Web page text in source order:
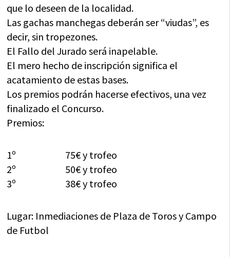
que lo deseen de la localidad.
Las gachas manchegas deberán ser “viudas”, es
decir, sin tropezones.
El Fallo del Jurado será inapelable.
El mero hecho de inscripción significa el
acatamiento de estas bases.
Los premios podrán hacerse efectivos, una vez
finalizado el Concurso.
Premios:
1º 75€ y trofeo
2º 50€ y trofeo
3º 38€ y trofeo
Lugar: Inmediaciones de Plaza de Toros y Campo
de Futbol